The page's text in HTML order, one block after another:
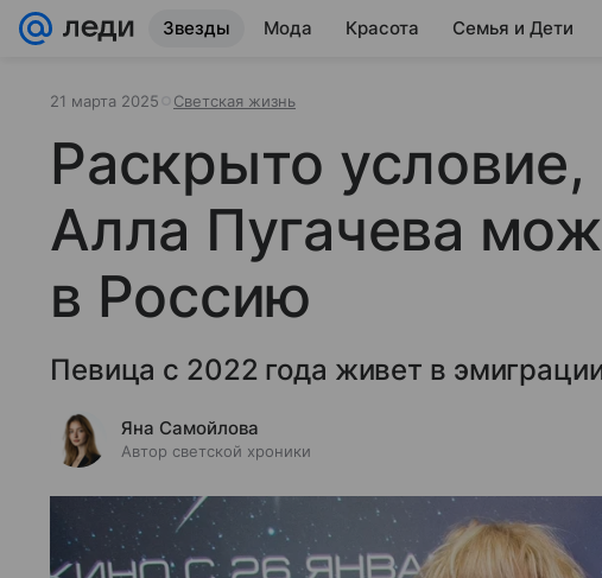
Звезды Мода Красота Семья и Дети
21 марта 2025 Светская жизнь
Раскрыто
Алла Пугачева
в Россию
Певица с 2022 года живет в
Яна Самойлова
Автор светской хроники